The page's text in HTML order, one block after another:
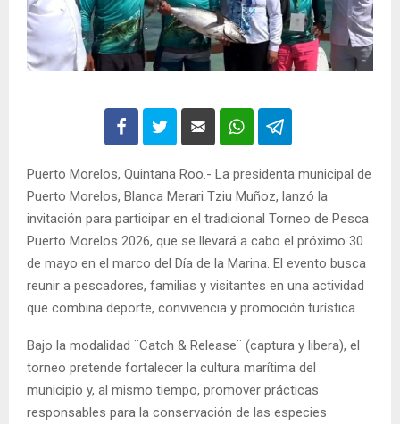
Puerto Morelos, Quintana Roo.- La presidenta municipal de
Puerto Morelos, Blanca Merari Tziu Muñoz, lanzó la
invitación para participar en el tradicional Torneo de Pesca
Puerto Morelos 2026, que se llevará a cabo el próximo 30
de mayo en el marco del Día de la Marina. El evento busca
reunir a pescadores, familias y visitantes en una actividad
que combina deporte, convivencia y promoción turística.
Bajo la modalidad ¨Catch & Release¨ (captura y libera), el
torneo pretende fortalecer la cultura marítima del
municipio y, al mismo tiempo, promover prácticas
responsables para la conservación de las especies